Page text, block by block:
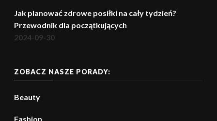
Jak planować zdrowe posiłki na cały tydzień?
Przewodnik dla początkujących
2024-09-30
ZOBACZ NASZE PORADY:
Beauty
Fashion